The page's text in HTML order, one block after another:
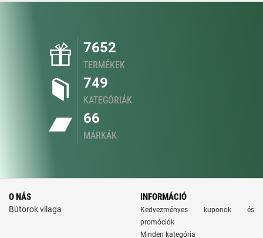
7652
TERMÉKEK
749
KATEGÓRIÁK
66
MÁRKÁK
O NÁS
Bútorok vilaga
INFORMÁCIÓ
Kedvezményes kuponok és
promóciók
Minden kategória